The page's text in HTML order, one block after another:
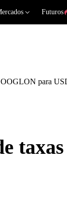
Futuros
para